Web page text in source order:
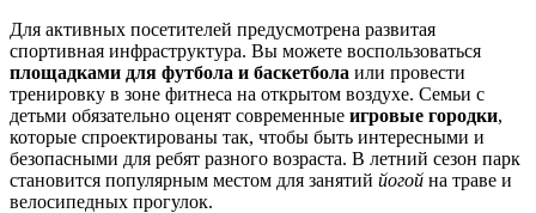
Для активных посетителей предусмотрена развитая
спортивная инфраструктура. Вы можете воспользоваться
площадками для футбола и баскетбола или провести
тренировку в зоне фитнеса на открытом воздухе. Семьи с
детьми обязательно оценят современные игровые городки,
которые спроектированы так, чтобы быть интересными и
безопасными для ребят разного возраста. В летний сезон парк
становится популярным местом для занятий йогой на траве и
велосипедных прогулок.